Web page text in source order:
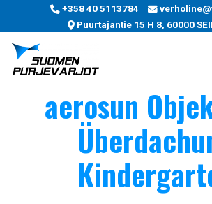
+358 40 5113784
Puurtajantie 15 H 8, 60000
aerosun